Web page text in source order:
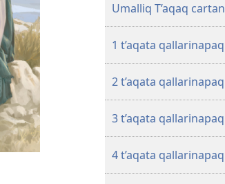
Umalliq T’aqaq cartan
1 t’aqata qallarinapaq
2 t’aqata qallarinapaq
3 t’aqata qallarinapaq
4 t’aqata qallarinapaq